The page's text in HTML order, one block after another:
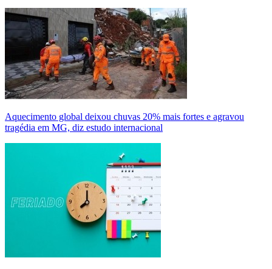
Aquecimento global deixou chuvas 20% mais fortes e agravou
tragédia em MG, diz estudo internacional